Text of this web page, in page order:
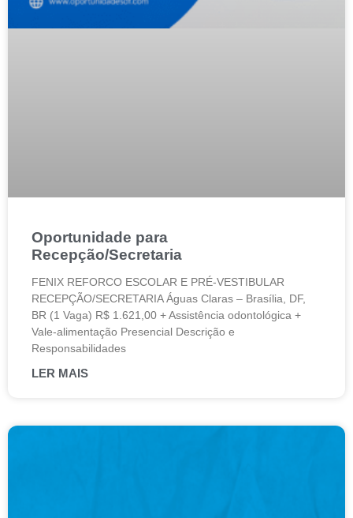
Oportunidade para
Recepção/Secretaria
FENIX REFORCO ESCOLAR E PRÉ-VESTIBULAR
RECEPÇÃO/SECRETARIA Águas Claras – Brasília, DF,
BR (1 Vaga) R$ 1.621,00 + Assistência odontológica +
Vale-alimentação Presencial Descrição e
Responsabilidades
LER MAIS